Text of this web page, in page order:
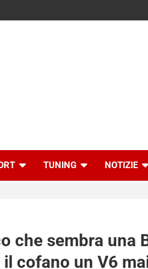
TUNING NOTIZIE
che sembra una
cofano un V6